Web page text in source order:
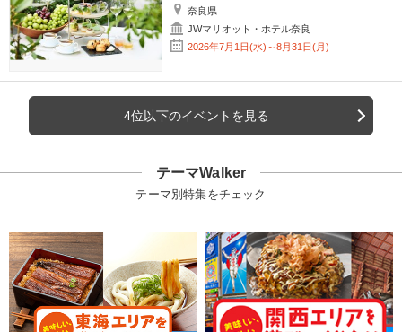
奈良県
JWマリオット・ホテル奈良
2026年7月1日(水)～8月31日(月)
4位以下のイベントを見る
テーマWalker
テーマ別特集をチェック